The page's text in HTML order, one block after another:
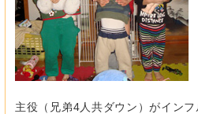
主役（兄弟4人共ダウン）がインフ